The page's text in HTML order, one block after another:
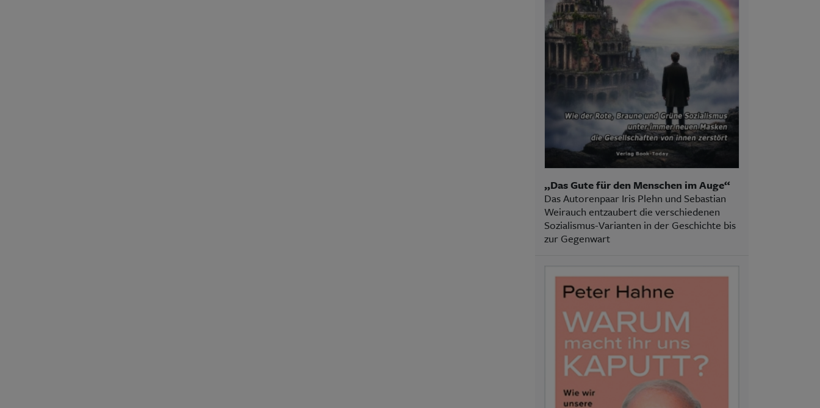
„Das Gute für den Menschen im Auge“
Das Autorenpaar Iris Plehn und Sebastian
Weirauch entzaubert die verschiedenen
Sozialismus-Varianten in der Geschichte bis
zur Gegenwart